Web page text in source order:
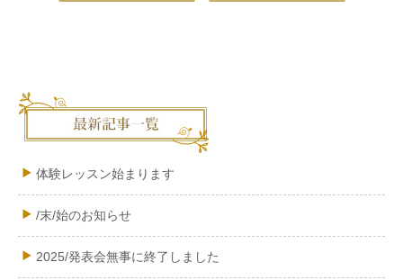
体験レッスン始まります
/末/始のお知らせ
2025/発表会無事に終了しました